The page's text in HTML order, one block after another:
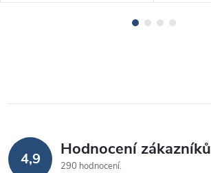
4,9 Hodnocení zákazníků
290 hodnocení